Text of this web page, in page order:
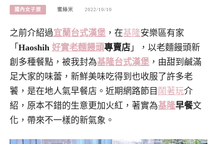
國內女子旅 蜜絲米 2022/10/10
之前介紹過宜蘭台式漢堡 ，在基隆安樂區有家
「 Haoshih 好實老麵饅頭專賣店 」，以老麵饅頭新
創多種餐點，被我封為基隆台式漢堡 ，由甜到鹹滿
足大家的味蕾，新鮮美味吃得到也收服了許多老
饕，是在地人氣早餐店。近期網路節目 鬧著玩介
紹，原本不錯的生意更加火紅，著實為基隆早餐文
化，帶來不一樣的新氣象。